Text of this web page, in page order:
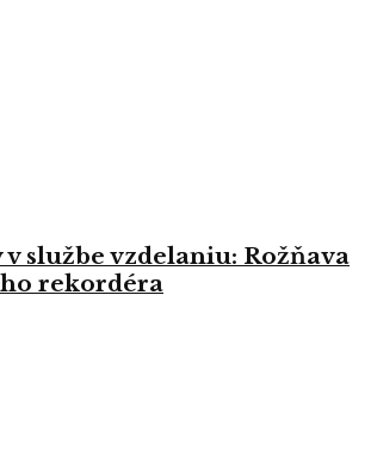
službe vzdelaniu: Rožňava
rekordéra